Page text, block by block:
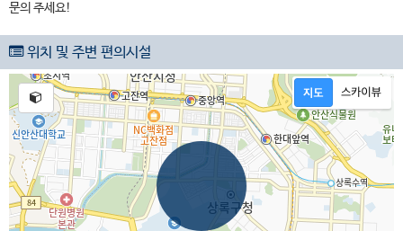
문의 주세요!
위치 및 주변 편의시설